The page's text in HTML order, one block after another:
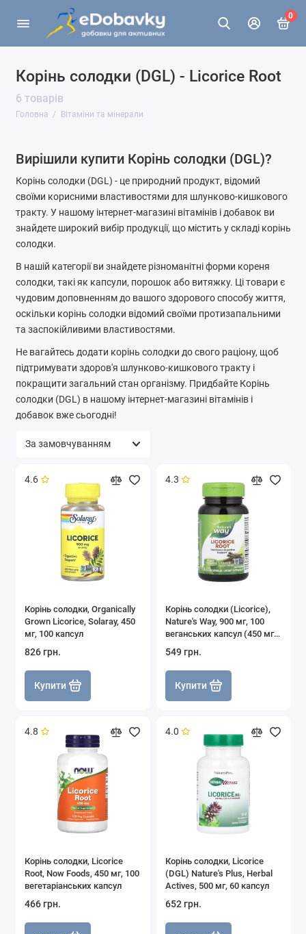
0
Корінь солодки (DGL) - Licorice Root
6 товарів
Головна Вітаміни та мінерали
Вирішили купити Корінь солодки (DGL)?
Корінь солодки (DGL) - це природний продукт, відомий
своїми корисними властивостями для шлунково-кишкового
тракту. У нашому інтернет-магазині вітамінів і добавок ви
знайдете широкий вибір продукції, що містить у складі корінь
солодки.
В нашій категорії ви знайдете різноманітні форми кореня
солодки, такі як капсули, порошок або витяжку. Ці товари є
чудовим доповненням до вашого здорового способу життя,
оскільки корінь солодки відомий своїми протизапальними
та заспокійливими властивостями.
Не вагайтесь додати корінь солодки до свого раціону, щоб
підтримувати здоров'я шлунково-кишкового тракту і
покращити загальний стан організму. Придбайте Корінь
солодки (DGL) в нашому інтернет-магазині вітамінів і
добавок вже сьогодні!
4.6
Корінь солодки, Organically
Grown Licorice, Solaray, 450
мг, 100 капсул
826 грн.
Купити
4.3
Корінь солодки (Licorice),
Nature's Way, 900 мг, 100
веганських капсул (450 мг у
549 грн.
Купити
4.8
Корінь солодки, Licorice
Root, Now Foods, 450 мг, 100
вегетаріанських капсул
466 грн.
4.0
Корінь солодки, Licorice
(DGL) Nature's Plus, Herbal
Actives, 500 мг, 60 капсул
652 грн.